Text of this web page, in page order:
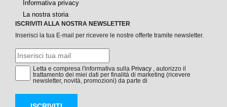
Informativa privacy
La nostra storia
ISCRIVITI ALLA NOSTRA NEWSLETTER
Inserisci la tua E-mail per ricevere le nostre offerte tramite newsletter.
Letta e compresa l'informativa sulla Privacy , autorizzo il
trattamento dei miei dati per finalità di marketing (ricevere
newsletter, novità, promozioni) da parte di